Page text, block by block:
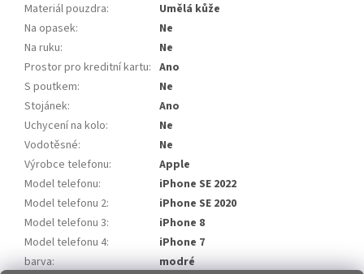
Materiál pouzdra:
Umělá kůže
Na opasek:
Ne
Na ruku:
Ne
Prostor pro kreditní kartu: Ano
S poutkem:
Ne
Stojánek:
Ano
Uchycení na kolo:
Ne
Vodotěsné:
Ne
Výrobce telefonu:
Apple
Model telefonu:
iPhone SE 2022
Model telefonu 2:
iPhone SE 2020
Model telefonu 3:
iPhone 8
Model telefonu 4:
iPhone 7
barva:
modré